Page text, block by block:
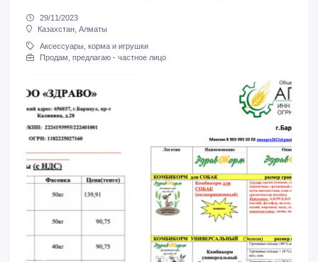
29/11/2023
Казахстан, Алматы
Аксессуары, корма и игрушки
Продам, предлагаю - частное лицо